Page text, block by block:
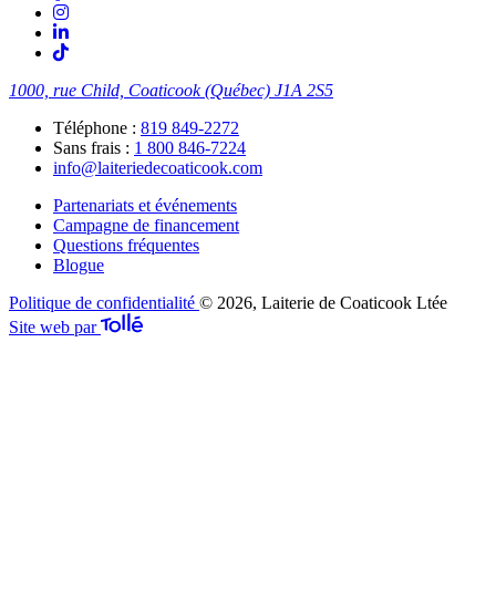
1000, rue Child, Coaticook (Québec) J1A 2S5
Téléphone : 819 849-2272
Sans frais : 1 800 846-7224
info@laiteriedecoaticook.com
Partenariats et événements
Campagne de financement
Questions fréquentes
Blogue
Politique de confidentialité © 2026, Laiterie de Coaticook Ltée
Site web par